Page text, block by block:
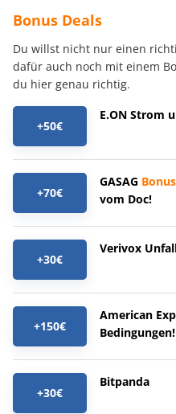
Bonus Deals
Du willst nicht nur einen
dafür auch noch mit einem
du hier genau richtig.
+50€
E.ON Strom
+70€
GASAG Bonus
vom Doc!
+30€
Verivox
+150€
American
+30€
Bitpanda